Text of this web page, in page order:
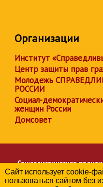
Организации
Институт
Центр защиты прав
Молодежь
РОССИИ
Социал-
женщин России
Домсовет
Социалистическая
Региональное
Сайт использует cookie-
пользоваться сайтом без